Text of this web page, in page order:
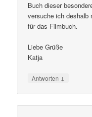
Buch dieser
versuche ich deshalb
für das Filmbuch.
Liebe Grüße
Katja
Antworten ↓